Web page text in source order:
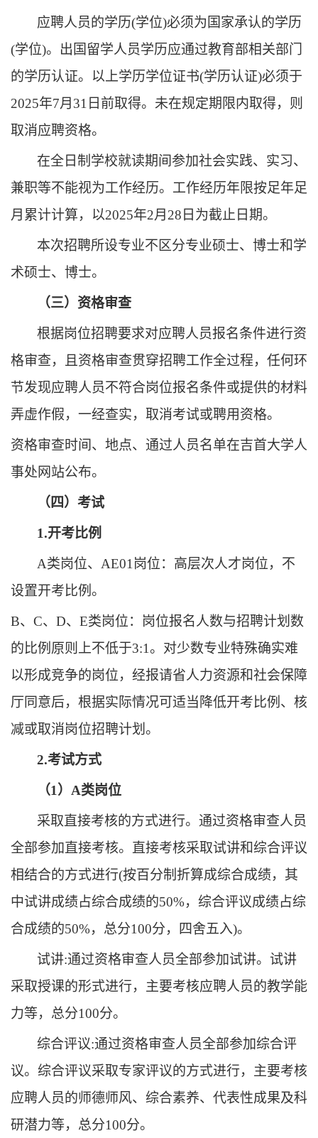
应聘人员的学历(学位)必须为国家承认的学历
(学位)。出国留学人员学历应通过教育部相关部门
的学历认证。以上学历学位证书(学历认证)必须于
2025年7月31日 前取得。未在规定期限内取得，则
取消应聘资格。
在全日制学校就读期间参加社会实践、实习、
兼职等不能视为工作经历。工作经历年限按足年足
月累计计算，以2025年2月28日 为截止日期。
本次招聘所设专业不区分专业硕士、博士和学
术硕士、博士。
（三）资格审查
根据岗位招聘要求对应聘人员报名条件进行资
格审查，且资格审查贯穿招聘工作全过程，任何环
节发现应聘人员不符合岗位报名条件或提供的材料
弄虚作假，一经查实，取消考试或聘用资格。
资格审查时间、地点、通过人员名单在吉首大学人
事处网站公布。
（四）考试
1.开考比例
A类岗位、AE01岗位：高层次人才岗位，不
设置开考比例。
B、C、D、E类岗位：岗位报名人数与招聘计划数
的比例原则上不低于3:1。对少数专业特殊确实难
以形成竞争的岗位，经报请省人力资源和社会保障
厅同意后，根据实际情况可适当降低开考比例、核
减或取消岗位招聘计划。
2.考试方式
（1）A类岗位
采取直接考核的方式进行。通过资格审查人员
全部参加直接考核。直接考核采取试讲和综合评议
相结合的方式进行(按百分制折算成综合成绩，其
中试讲成绩占综合成绩的50%，综合评议成绩占综
合成绩的50%，总分100分，四舍五入)。
试讲:通过资格审查人员全部参加试讲。试讲
采取授课的形式进行，主要考核应聘人员的教学能
力等，总分100分。
综合评议:通过资格审查人员全部参加综合评
议。综合评议采取专家评议的方式进行，主要考核
应聘人员的师德师风、综合素养、代表性成果及科
研潜力等，总分100分。